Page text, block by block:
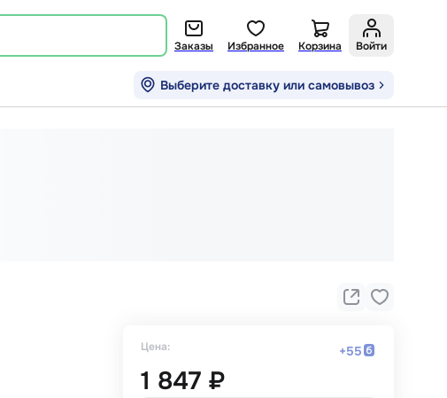
Заказы Избранное Корзина Войти
Выберите доставку или самовывоз
Цена: +55
1 847 ₽